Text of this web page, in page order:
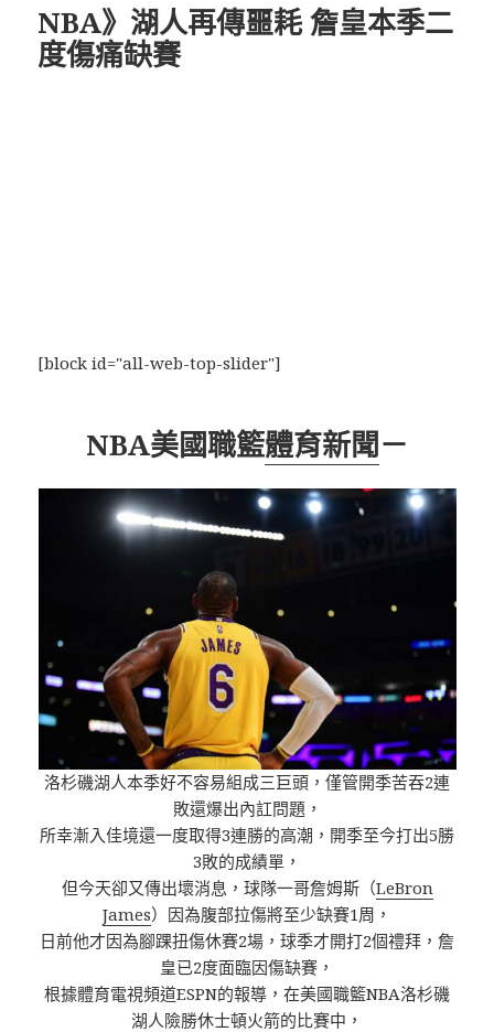
NBA》湖人再傳噩耗 詹皇本季二
度傷痛缺賽
[block id="all-web-top-slider"]
NBA美國職籃體育新聞－
洛杉磯湖人本季好不容易組成三巨頭，僅管開季苦吞2連
敗還爆出內訌問題，
所幸漸入佳境還一度取得3連勝的高潮，開季至今打出5勝
3敗的成績單，
但今天卻又傳出壞消息，球隊一哥詹姆斯（LeBron
James）因為腹部拉傷將至少缺賽1周，
日前他才因為腳踝扭傷休賽2場，球季才開打2個禮拜，詹
皇已2度面臨因傷缺賽，
根據體育電視頻道ESPN的報導，在美國職籃NBA洛杉磯
湖人險勝休士頓火箭的比賽中，